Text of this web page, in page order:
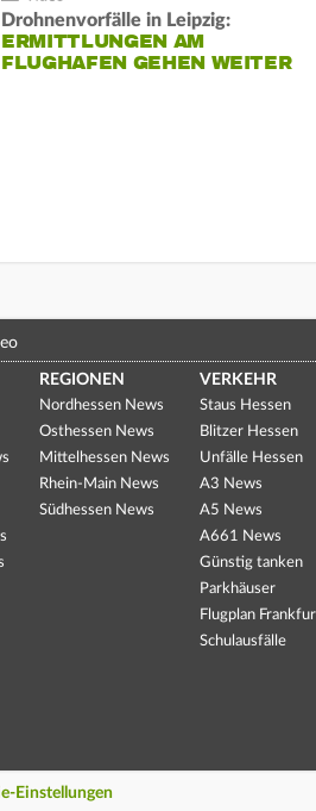
Drohnenvorfälle in Leipzig:
ERMITTLUNGEN AM
FLUGHAFEN GEHEN WEITER
REGIONEN
Nordhessen News
Osthessen News
Mittelhessen News
Rhein-Main News
Südhessen News
VERKEHR
Staus Hessen
Blitzer Hessen
Unfälle Hessen
A3 News
A5 News
A661 News
Günstig tanken
Parkhäuser
Flugplan
Schulausfälle
Einstellungen